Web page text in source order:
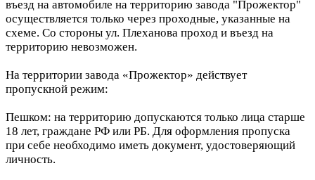
въезд на автомобиле на территорию завода "Прожектор"
осуществляется только через проходные, указанные на
схеме. Со стороны ул. Плеханова проход и въезд на
территорию невозможен.
На территории завода «Прожектор» действует
пропускной режим:
Пешком: на территорию допускаются только лица старше
18 лет, граждане РФ или РБ. Для оформления пропуска
при себе необходимо иметь документ, удостоверяющий
личность.